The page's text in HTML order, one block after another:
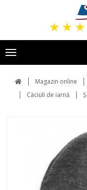
★ ★ ★
Toggle
navigation
Magazin online
Căciuli de iarnă